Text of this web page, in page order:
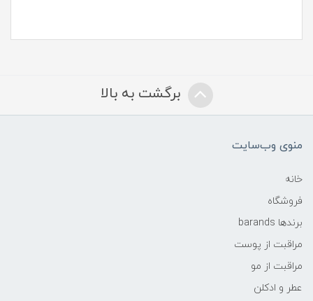
برگشت به بالا
منوی وب‌سایت
خانه
فروشگاه
برندها barands
مراقبت از پوست
مراقبت از مو
عطر و ادکلن